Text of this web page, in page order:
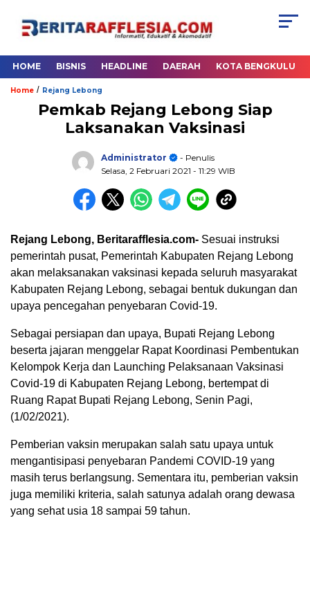
HOME BISNIS HEADLINE DAERAH KOTA BENGKULU
Home / Rejang Lebong
Pemkab Rejang Lebong Siap
Laksanakan Vaksinasi
Administrator
- Penulis
Selasa, 2 Februari 2021 - 11:29 WIB
Rejang Lebong, Beritarafflesia.com- Sesuai instruksi
pemerintah pusat, Pemerintah Kabupaten Rejang Lebong
akan melaksanakan vaksinasi kepada seluruh masyarakat
Kabupaten Rejang Lebong, sebagai bentuk dukungan dan
upaya pencegahan penyebaran Covid-19.
Sebagai persiapan dan upaya, Bupati Rejang Lebong
beserta jajaran menggelar Rapat Koordinasi Pembentukan
Kelompok Kerja dan Launching Pelaksanaan Vaksinasi
Covid-19 di Kabupaten Rejang Lebong, bertempat di
Ruang Rapat Bupati Rejang Lebong, Senin Pagi,
(1/02/2021).
Pemberian vaksin merupakan salah satu upaya untuk
mengantisipasi penyebaran Pandemi COVID-19 yang
masih terus berlangsung. Sementara itu, pemberian vaksin
juga memiliki kriteria, salah satunya adalah orang dewasa
yang sehat usia 18 sampai 59 tahun.